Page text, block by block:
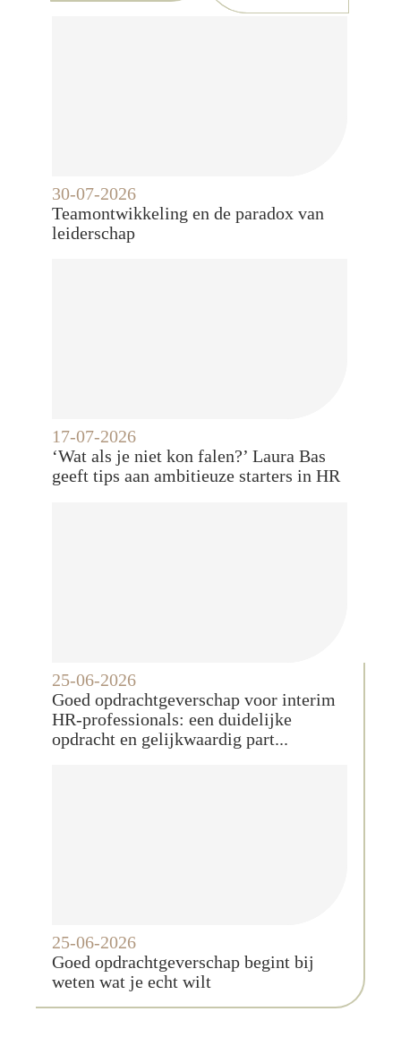
30-07-2026
Teamontwikkeling en de paradox van
leiderschap
17-07-2026
‘Wat als je niet kon falen?’ Laura Bas
geeft tips aan ambitieuze starters in HR
25-06-2026
Goed opdrachtgeverschap voor interim
HR-professionals: een duidelijke
opdracht en gelijkwaardig part...
25-06-2026
Goed opdrachtgeverschap begint bij
weten wat je echt wilt